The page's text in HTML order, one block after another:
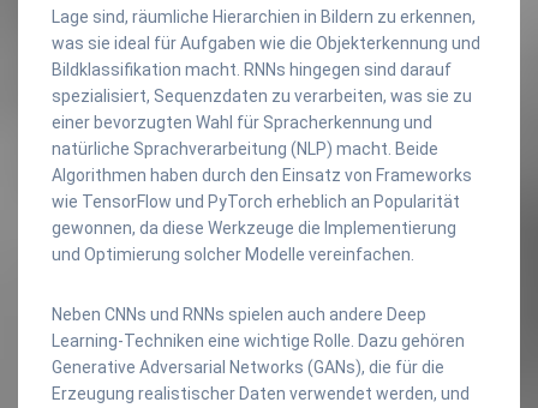
Lage sind, räumliche Hierarchien in Bildern zu erkennen,
was sie ideal für Aufgaben wie die Objekterkennung und
Bildklassifikation macht. RNNs hingegen sind darauf
spezialisiert, Sequenzdaten zu verarbeiten, was sie zu
einer bevorzugten Wahl für Spracherkennung und
natürliche Sprachverarbeitung (NLP) macht. Beide
Algorithmen haben durch den Einsatz von Frameworks
wie TensorFlow und PyTorch erheblich an Popularität
gewonnen, da diese Werkzeuge die Implementierung
und Optimierung solcher Modelle vereinfachen.
Neben CNNs und RNNs spielen auch andere Deep
Learning-Techniken eine wichtige Rolle. Dazu gehören
Generative Adversarial Networks (GANs), die für die
Erzeugung realistischer Daten verwendet werden, und